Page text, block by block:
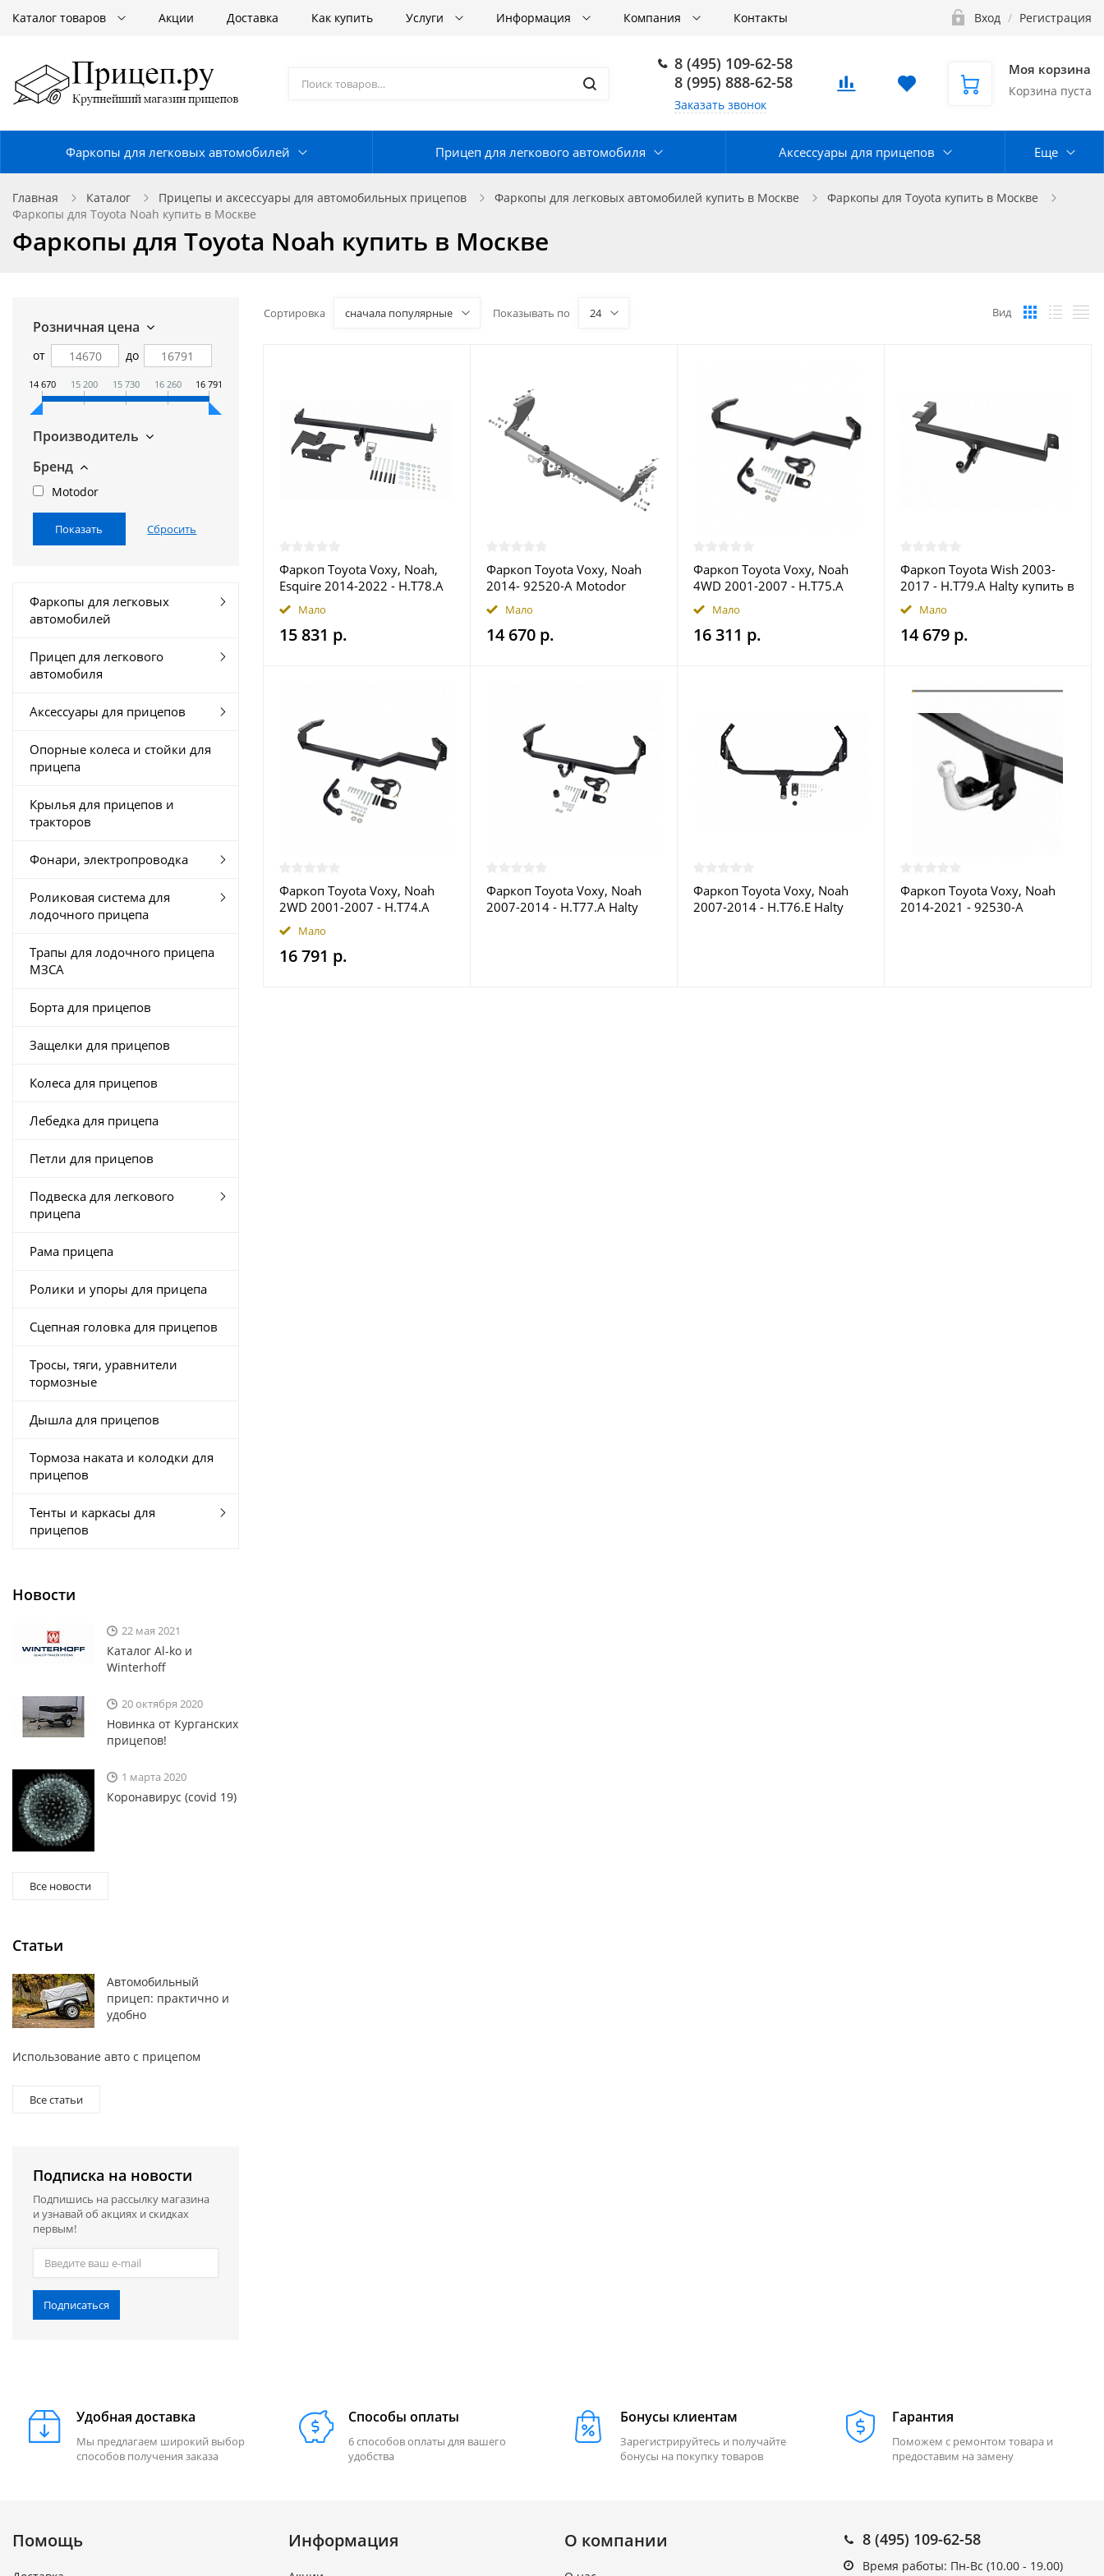
Каталог товаров Акции Доставка Как купить Услуги Информация Компания Контакты Вход / Регистрация
8 (495) 109-62-58
8 (995) 888-62-58
Заказать звонок
Моя корзина
Корзина пуста
Фаркопы для легковых автомобилей Прицеп для легкового автомобиля Аксессуары для прицепов Еще
Главная Каталог Прицепы и аксессуары для автомобильных прицепов Фаркопы для легковых автомобилей купить в Москве
Фаркопы для Toyota купить в Москве
Фаркопы для Toyota Noah купить в Москве
Фаркопы для Toyota Noah купить в Москве
Розничная цена
от до
14 670 15 200 15 730 16 260 16 791
Производитель
Бренд
Motodor
Фаркопы для легковых
автомобилей
Прицеп для легкового
автомобиля
Аксессуары для прицепов
Опорные колеса и стойки для
прицепа
Крылья для прицепов и
тракторов
Фонари, электропроводка
Роликовая система для
лодочного прицепа
Трапы для лодочного прицепа
МЗСА
Борта для прицепов
Защелки для прицепов
Колеса для прицепов
Лебедка для прицепа
Петли для прицепов
Подвеска для легкового
прицепа
Рама прицепа
Ролики и упоры для прицепа
Сцепная головка для прицепов
Тросы, тяги, уравнители
тормозные
Дышла для прицепов
Тормоза наката и колодки для
прицепов
Тенты и каркасы для
прицепов
Новости
22 мая 2021
Каталог Al-ko и
Winterhoff
20 октября 2020
Новинка от Курганских
прицепов!
1 марта 2020
Коронавирус (covid 19)
Все новости
Статьи
Автомобильный
прицеп: практично и
удобно
Использование авто с прицепом
Все статьи
Подписка на новости
Подпишись на рассылку магазина
и узнавай об акциях и скидках
первым!
Подписаться
Сортировка сначала популярные Показывать по 24 Вид
Фаркоп Toyota Voxy, Noah,
Esquire 2014-2022 - H.T78.A
Halty купить в Москве
Мало
15 831 р.
Фаркоп Toyota Voxy, Noah
2014- 92520-A Motodor
купить в Москве
Мало
14 670 р.
Фаркоп Toyota Voxy, Noah
4WD 2001-2007 - H.T75.A
Halty купить в Москве
Мало
16 311 р.
Фаркоп Toyota Wish 2003-
2017 - H.T79.A Halty купить в
Москве
Мало
14 679 р.
Фаркоп Toyota Voxy, Noah
2WD 2001-2007 - H.T74.A
Halty купить в Москве
Мало
16 791 р.
Фаркоп Toyota Voxy, Noah
2007-2014 - H.T77.A Halty
Фаркоп Toyota Voxy, Noah
2007-2014 - H.T76.E Halty
Фаркоп Toyota Voxy, Noah
2014-2021 - 92530-A
Удобная доставка
Мы предлагаем широкий выбор
способов получения заказа
Способы оплаты
6 способов оплаты для вашего
удобства
Бонусы клиентам
Зарегистрируйтесь и получайте
бонусы на покупку товаров
Гарантия
Поможем с ремонтом товара и
предоставим на замену
Помощь Информация О компании 8 (495) 109-62-58
Время работы: Пн-Вс (10.00 - 19.00)